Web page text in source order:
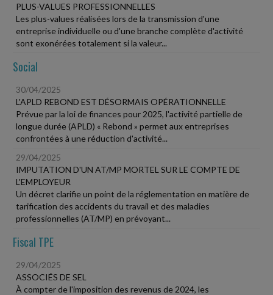
PLUS-VALUES PROFESSIONNELLES
Les plus-values réalisées lors de la transmission d'une
entreprise individuelle ou d'une branche complète d'activité
sont exonérées totalement si la valeur...
Social
30/04/2025
L'APLD REBOND EST DÉSORMAIS OPÉRATIONNELLE
Prévue par la loi de finances pour 2025, l'activité partielle de
longue durée (APLD) « Rebond » permet aux entreprises
confrontées à une réduction d'activité...
29/04/2025
IMPUTATION D'UN AT/MP MORTEL SUR LE COMPTE DE
L'EMPLOYEUR
Un décret clarifie un point de la réglementation en matière de
tarification des accidents du travail et des maladies
professionnelles (AT/MP) en prévoyant...
Fiscal TPE
29/04/2025
ASSOCIÉS DE SEL
À compter de l'imposition des revenus de 2024, les